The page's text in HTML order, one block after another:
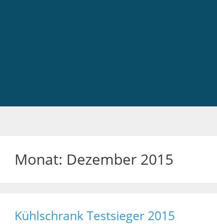
Monat: Dezember 2015
Kühlschrank Testsieger 2015